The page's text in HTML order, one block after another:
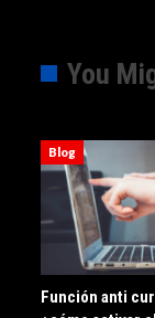
You
Blog
Función anti